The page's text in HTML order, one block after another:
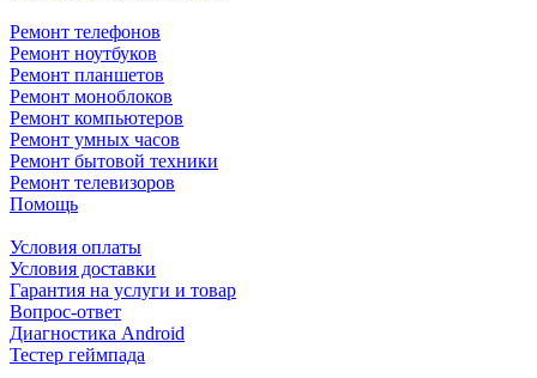
Ремонт телефонов
Ремонт ноутбуков
Ремонт планшетов
Ремонт моноблоков
Ремонт компьютеров
Ремонт умных часов
Ремонт бытовой техники
Ремонт телевизоров
Помощь
Условия оплаты
Условия доставки
Гарантия на услуги и товар
Вопрос-ответ
Диагностика Android
Тестер геймпада